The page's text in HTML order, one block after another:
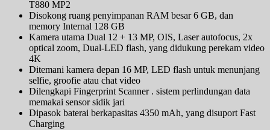
T880 MP2
Disokong ruang penyimpanan RAM besar 6 GB, dan
memory Internal 128 GB
Kamera utama Dual 12 + 13 MP, OIS, Laser autofocus, 2x
optical zoom, Dual-LED flash, yang didukung perekam video
4K
Ditemani kamera depan 16 MP, LED flash untuk menunjang
selfie, groofie atau chat video
Dilengkapi Fingerprint Scanner . sistem perlindungan data
memakai sensor sidik jari
Dipasok baterai berkapasitas 4350 mAh, yang disuport Fast
Charging